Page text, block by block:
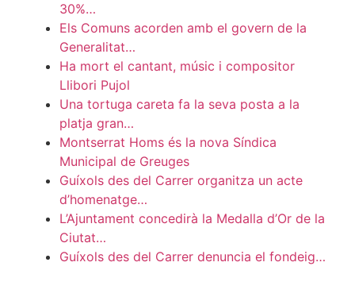
30%…
Els Comuns acorden amb el govern de la
Generalitat…
Ha mort el cantant, músic i compositor
Llibori Pujol
Una tortuga careta fa la seva posta a la
platja gran…
Montserrat Homs és la nova Síndica
Municipal de Greuges
Guíxols des del Carrer organitza un acte
d’homenatge…
L’Ajuntament concedirà la Medalla d’Or de la
Ciutat…
Guíxols des del Carrer denuncia el fondeig…